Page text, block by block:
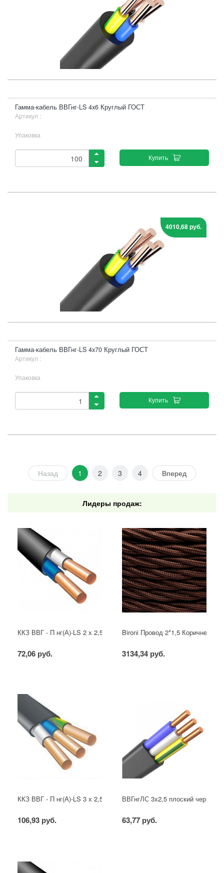
Гамма-кабель ВВГнг-LS 4x6 Круглый ГОСТ
Артикул :
Упаковка
Купить
4010,68 руб.
Гамма-кабель ВВГнг-LS 4x70 Круглый ГОСТ
Артикул :
Упаковка
Купить
Назад 1 2 3 4 Вперед
Лидеры продаж:
ККЗ ВВГ - П нг(А)-LS 2 х 2,5 ГОСТ
72,06 руб.
Bironi Провод 2*1,5 Коричневый
3134,34 руб.
ККЗ ВВГ - П нг(А)-LS 3 х 2,5 ГОСТ
106,93 руб.
ВВГнгЛС 3x2,5 плоский черный
63,77 руб.